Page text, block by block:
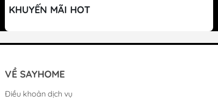
Dung tích lưu trữ rộng rãi, phù hợp cho gia
KHUYẾN MÃI HOT
VỀ SAYHOME
Điều khoản dịch vụ